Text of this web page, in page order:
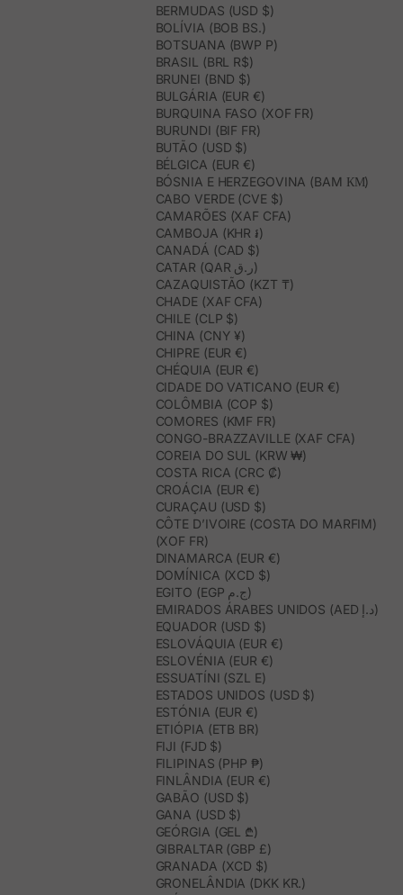
BERMUDAS (USD $)
BOLÍVIA (BOB BS.)
BOTSUANA (BWP P)
BRASIL (BRL R$)
BRUNEI (BND $)
BULGÁRIA (EUR €)
BURQUINA FASO (XOF FR)
BURUNDI (BIF FR)
BUTÃO (USD $)
BÉLGICA (EUR €)
BÓSNIA E HERZEGOVINA (BAM КМ)
CABO VERDE (CVE $)
CAMARÕES (XAF CFA)
CAMBOJA (KHR ៛)
CANADÁ (CAD $)
CATAR (QAR ر.ق)
CAZAQUISTÃO (KZT ₸)
CHADE (XAF CFA)
CHILE (CLP $)
CHINA (CNY ¥)
CHIPRE (EUR €)
CHÉQUIA (EUR €)
CIDADE DO VATICANO (EUR €)
COLÔMBIA (COP $)
COMORES (KMF FR)
CONGO-BRAZZAVILLE (XAF CFA)
COREIA DO SUL (KRW ₩)
COSTA RICA (CRC ₡)
CROÁCIA (EUR €)
CURAÇAU (USD $)
CÔTE D’IVOIRE (COSTA DO MARFIM)
(XOF FR)
DINAMARCA (EUR €)
DOMÍNICA (XCD $)
EGITO (EGP ج.م)
EMIRADOS ÁRABES UNIDOS (AED د.إ)
EQUADOR (USD $)
ESLOVÁQUIA (EUR €)
ESLOVÉNIA (EUR €)
ESSUATÍNI (SZL E)
ESTADOS UNIDOS (USD $)
ESTÓNIA (EUR €)
ETIÓPIA (ETB BR)
FIJI (FJD $)
FILIPINAS (PHP ₱)
FINLÂNDIA (EUR €)
GABÃO (USD $)
GANA (USD $)
GEÓRGIA (GEL ₾)
GIBRALTAR (GBP £)
GRANADA (XCD $)
GRONELÂNDIA (DKK KR.)